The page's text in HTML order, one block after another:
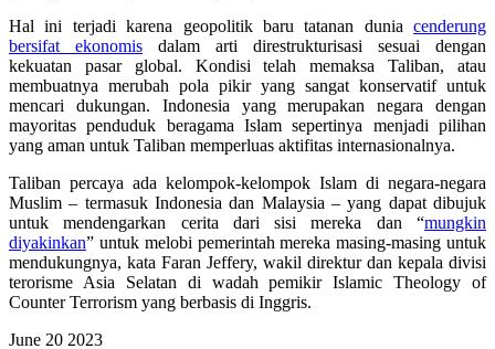
Hal ini terjadi karena geopolitik baru tatanan dunia cenderung
bersifat ekonomis dalam arti direstrukturisasi sesuai dengan
kekuatan pasar global. Kondisi telah memaksa Taliban, atau
membuatnya merubah pola pikir yang sangat konservatif untuk
mencari dukungan. Indonesia yang merupakan negara dengan
mayoritas penduduk beragama Islam sepertinya menjadi pilihan
yang aman untuk Taliban memperluas aktifitas internasionalnya.
Taliban percaya ada kelompok-kelompok Islam di negara-negara
Muslim – termasuk Indonesia dan Malaysia – yang dapat dibujuk
untuk mendengarkan cerita dari sisi mereka dan “mungkin
diyakinkan” untuk melobi pemerintah mereka masing-masing untuk
mendukungnya, kata Faran Jeffery, wakil direktur dan kepala divisi
terorisme Asia Selatan di wadah pemikir Islamic Theology of
Counter Terrorism yang berbasis di Inggris.
June 20 2023